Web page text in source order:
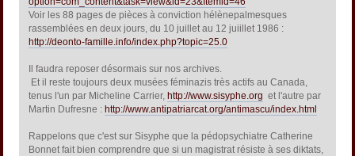
Voir les 88 pages de pièces à conviction hélènepalmesques
rassemblées en deux jours, du 10 juillet au 12 juiillet 1986 :
http://deonto-famille.info/index.php?topic=25.0
Il faudra reposer désormais sur nos archives.
Et il reste toujours deux musées féminazis très actifs au Canada,
tenus l'un par Micheline Carrier, http://www.sisyphe.org et l'autre par
Martin Dufresne : http://www.antipatriarcat.org/antimascu/index.html
Rappelons que c'est sur Sisyphe que la pédopsychiatre Catherine
Bonnet fait bien comprendre que si un magistrat résiste à ses diktats,